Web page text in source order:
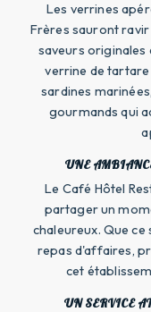
Les verrines
Frères sauront ravir
saveurs originales
verrine de tartare
sardines
gourmands qui
UNE
Le Café Hôtel
partager un
chaleureux. Que
repas d'affaires,
cet
UN SERVICE